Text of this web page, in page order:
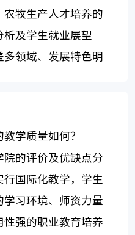
牧生产人才培养的
及学生就业展望
领域、发展特色明
学质量如何？
的评价及优缺点分
国际化教学，学生
度较大
习环境、师资力量
强的职业教育培养